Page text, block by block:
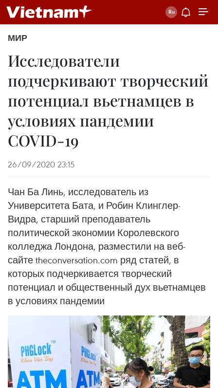
МИР
Исследователи
подчеркивают творческий
потенциал вьетнамцев в
условиях пандемии
COVID-19
26/09/2020 23:15
Чан Ба Линь, исследователь из
Университета Бата, и Робин Клинглер-
Видра, старший преподаватель
политической экономии Королевского
колледжа Лондона, разместили на веб-
сайте theconversation.com ряд статей, в
которых подчеркивается творческий
потенциал и общественный дух вьетнамцев
в условиях пандемии